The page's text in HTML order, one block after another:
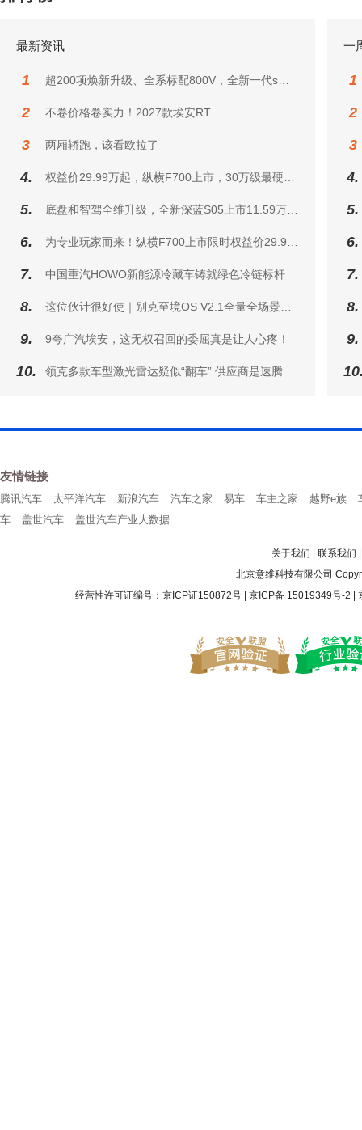
最新资讯
1
2 不卷价格卷实力！2027款埃安RT
3 两厢轿跑，该看欧拉了
4.
5.
6.
7. 中国重汽HOWO新能源冷藏车铸就绿色冷链标杆
8.
9. 9夸广汽埃安，这无权召回的委屈真是让人心疼！
10.
一
1
2
3
4.
5.
6.
7.
8.
9.
友情链接
腾讯汽车 太平洋汽车 新浪汽车 汽车之家 易车 车主之家 越野e族
车
盖世汽车 盖世汽车产业大数据
关于我们 | 联系我们
北京意维科技有限公司
经营性许可证编号：京ICP证150872号 | 京ICP备 15019349号-2 |